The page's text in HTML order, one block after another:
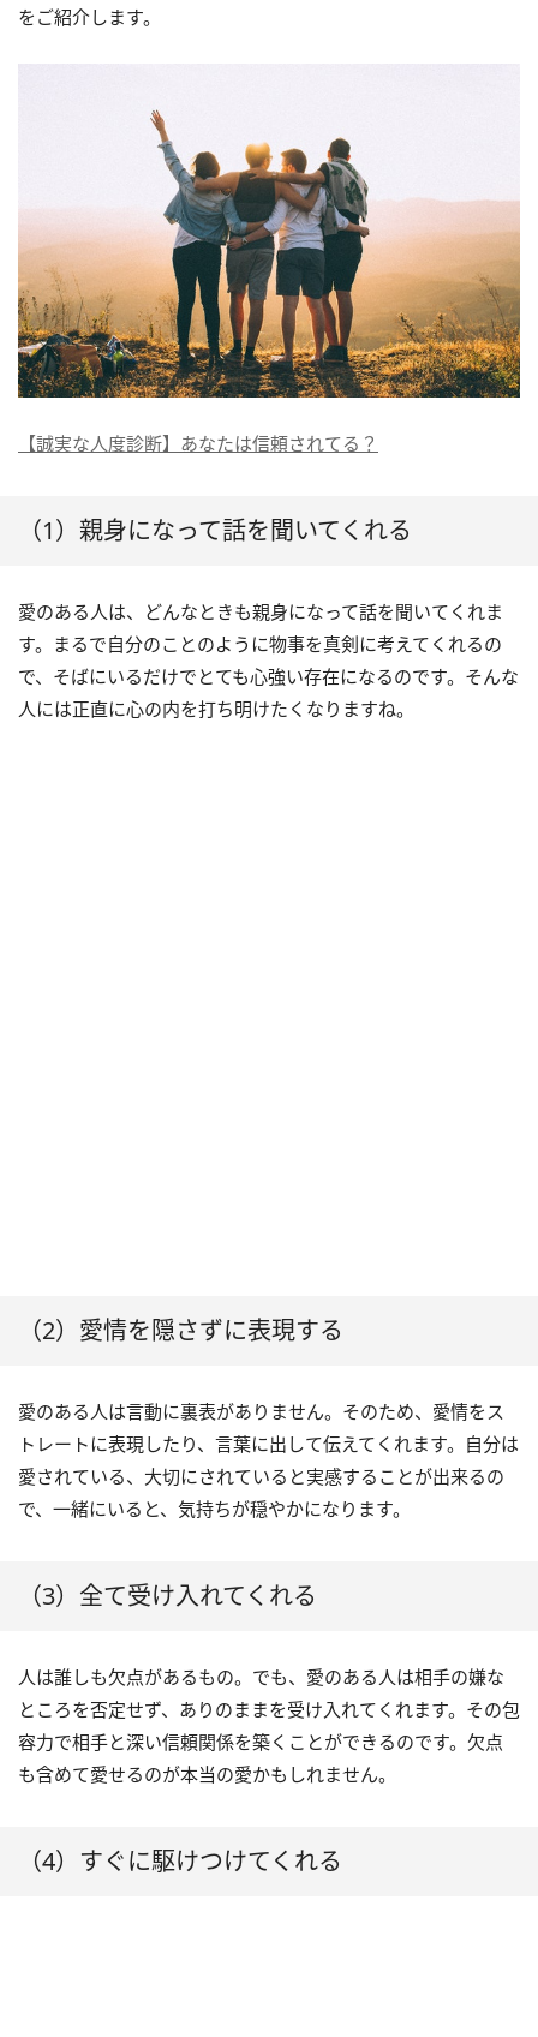
をご紹介します。
【誠実な人度診断】あなたは信頼されてる？
（1）親身になって話を聞いてくれる
愛のある人は、どんなときも親身になって話を聞いてくれま
す。まるで自分のことのように物事を真剣に考えてくれるの
で、そばにいるだけでとても心強い存在になるのです。そんな
人には正直に心の内を打ち明けたくなりますね。
（2）愛情を隠さずに表現する
愛のある人は言動に裏表がありません。そのため、愛情をス
トレートに表現したり、言葉に出して伝えてくれます。自分は
愛されている、大切にされていると実感することが出来るの
で、一緒にいると、気持ちが穏やかになります。
（3）全て受け入れてくれる
人は誰しも欠点があるもの。でも、愛のある人は相手の嫌な
ところを否定せず、ありのままを受け入れてくれます。その包
容力で相手と深い信頼関係を築くことができるのです。欠点
も含めて愛せるのが本当の愛かもしれません。
（4）すぐに駆けつけてくれる